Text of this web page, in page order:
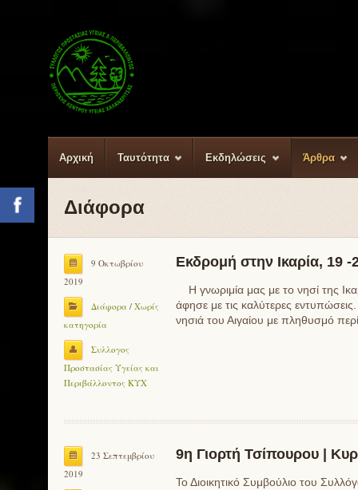
Αρχική Ταυτότητα Εκδηλώσεις Άρθρα
Διάφορα
9 Οκτωβρίου
2019
Διάφορα / Χωρίς
κατηγορία
Συλλογος
Προστασίας Υγείας και
Περιβάλλοντος ΚΥΧ
Εκδρομή στην Ικαρία, 19 -
Η γνωριμία μας με το νησί της
άφησε με τις καλύτερες
νησιά του Αιγαίου με πληθυσμό
23 Σεπτεμβρίου
2019
9η Γιορτή Τσίπουρου |
Το Διοικητικό Συμβούλιο του
Facebook